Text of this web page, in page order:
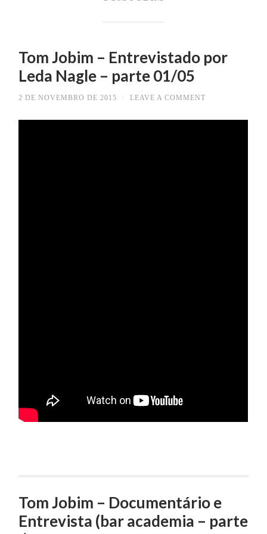
Tom Jobim – Entrevistado por
Leda Nagle – parte 01/05
2 DE NOVEMBRO DE 2015 LEAVE A COMMENT
Tom Jobim – Documentário e
Entrevista (bar academia – parte